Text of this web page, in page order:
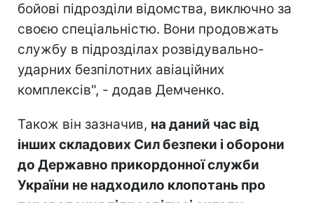
бойові підрозділи відомства, виключно за
своєю спеціальністю. Вони продовжать
службу в підрозділах розвідувально-
ударних безпілотних авіаційних
комплексів", - додав Демченко.
Також він зазначив, на даний час від
інших складових Сил безпеки і оборони
до Державно прикордонної служби
України не надходило клопотань про